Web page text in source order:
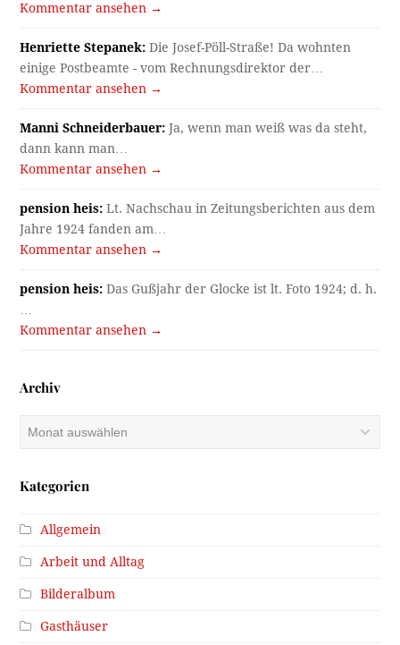
Kommentar ansehen →
Henriette Stepanek: Die Josef-Pöll-Straße! Da wohnten
einige Postbeamte - vom Rechnungsdirektor der…
Kommentar ansehen →
Manni Schneiderbauer: Ja, wenn man weiß was da steht,
dann kann man…
Kommentar ansehen →
pension heis: Lt. Nachschau in Zeitungsberichten aus dem
Jahre 1924 fanden am…
Kommentar ansehen →
pension heis: Das Gußjahr der Glocke ist lt. Foto 1924; d. h.
…
Kommentar ansehen →
Archiv
Archiv
Kategorien
Allgemein
Arbeit und Alltag
Bilderalbum
Gasthäuser